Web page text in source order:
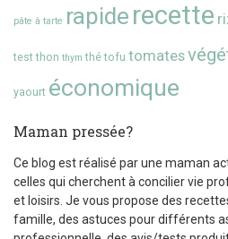
pâte à tarte rapide recette
test thon thym thé tofu tomates
yaourt économique
Maman pressée?
Ce blog est réalisé par une maman
celles qui cherchent à concilier vie
et loisirs. Je vous propose des
famille, des astuces pour différents